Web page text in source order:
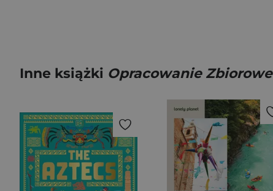
Inne książki Opracowanie Zbiorowe